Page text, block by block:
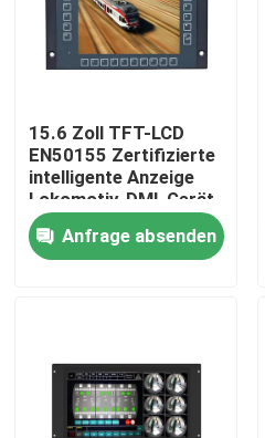
Zu Hause
Über uns
15.6 Zoll TFT-LCD
EN50155 Zertifizierte
intelligente Anzeige
Lokomotiv-DMI-Gerät
mit 1,8 GHz Quad-
Core-Prozessor
Anfrage absenden